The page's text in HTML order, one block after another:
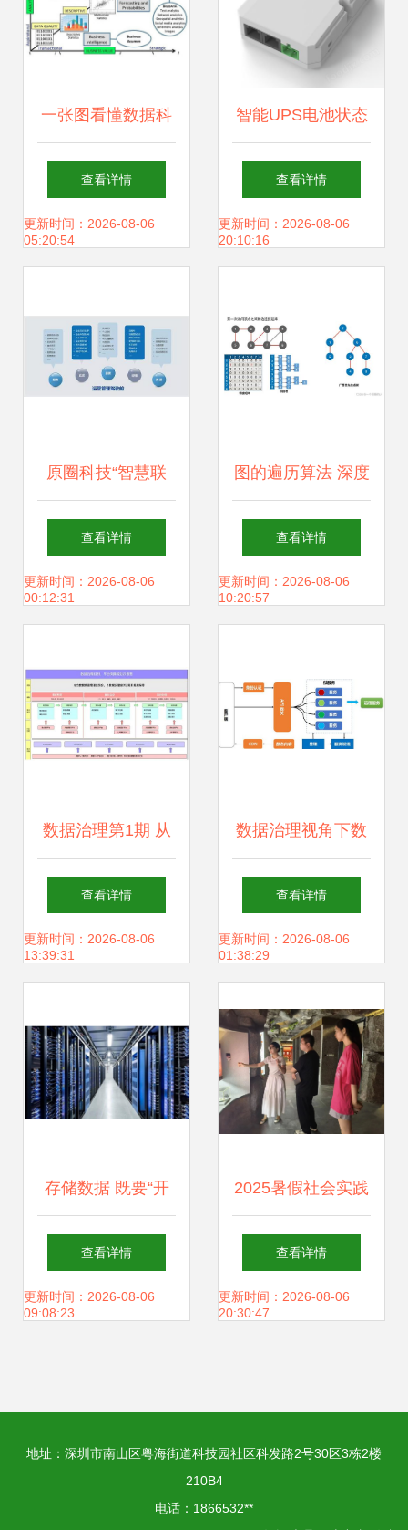
一张图看懂数据科
学 英特尔72核
Xeon Phi掀起计算
查看详情
更新时间：2026-08-06
05:20:54
智能UPS电池状态
预警系统的数据处
理 从数据采集到精
查看详情
更新时间：2026-08-06
20:10:16
原圈科技“智慧联
域”赋能产业园区
以数据驱动切入存
查看详情
更新时间：2026-08-06
00:12:31
图的遍历算法 深度
优先搜索与广度优
先搜索及其存储支
查看详情
更新时间：2026-08-06
10:20:57
数据治理第1期 从
存储支持服务出
发，构建务实有效
查看详情
更新时间：2026-08-06
13:39:31
数据治理视角下数
据集成架构的演进
与存储支持服务
查看详情
更新时间：2026-08-06
01:38:29
存储数据 既要“开
源”广纳，更需“节
流”精管
查看详情
更新时间：2026-08-06
09:08:23
2025暑假社会实践
｜数字探路晋江 在
技术赋能与实践深
查看详情
更新时间：2026-08-06
20:30:47
地址：深圳市南山区粤海街道科技园社区科发路2号30区3栋2楼
210B4
电话：1866532**